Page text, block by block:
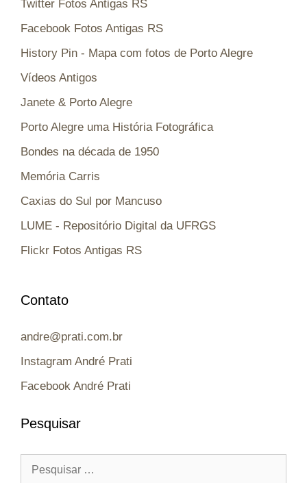
Twitter Fotos Antigas RS
Facebook Fotos Antigas RS
History Pin - Mapa com fotos de Porto Alegre
Vídeos Antigos
Janete & Porto Alegre
Porto Alegre uma História Fotográfica
Bondes na década de 1950
Memória Carris
Caxias do Sul por Mancuso
LUME - Repositório Digital da UFRGS
Flickr Fotos Antigas RS
Contato
andre@prati.com.br
Instagram André Prati
Facebook André Prati
Pesquisar
Pesquisar
por: